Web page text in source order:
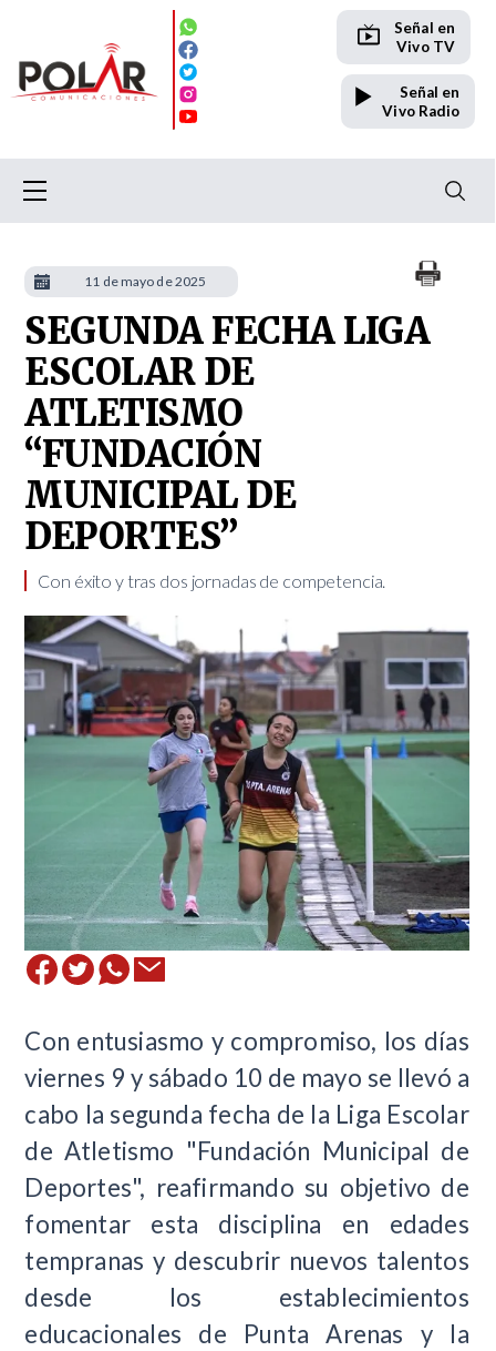
Señal en
Vivo TV
Señal en
Vivo Radio
SEGUNDA FECHA LIGA
ESCOLAR DE
ATLETISMO
“FUNDACIÓN
MUNICIPAL DE
DEPORTES”
Con éxito y tras dos jornadas de competencia. ​
Con entusiasmo y compromiso, los días
viernes 9 y sábado 10 de mayo se llevó a
cabo la segunda fecha de la Liga Escolar
de Atletismo "Fundación Municipal de
Deportes", reafirmando su objetivo de
fomentar esta disciplina en edades
tempranas y descubrir nuevos talentos
desde los establecimientos
educacionales de Punta Arenas y la
11 de mayo de 2025